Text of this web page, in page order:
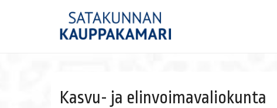
Kasvu- ja elinvoimavaliokunta